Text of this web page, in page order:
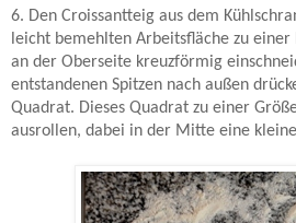
6. Den Croissantteig aus dem
leicht bemehlten Arbeitsfläche zu einer
an der Oberseite kreuzförmig
entstandenen Spitzen nach außen
Quadrat. Dieses Quadrat zu einer
ausrollen, dabei in der Mitte eine